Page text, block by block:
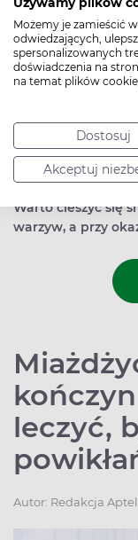
Możemy je zamieścić
odwiedzających,
spersonalizowanych
doświadczenia na
na temat plików
Dostosuj
Akceptuj
Odpowiednio
warunek dobrego
Warto cieszyć się
warzyw, a przy
leczyć,
Autor: Redakcja